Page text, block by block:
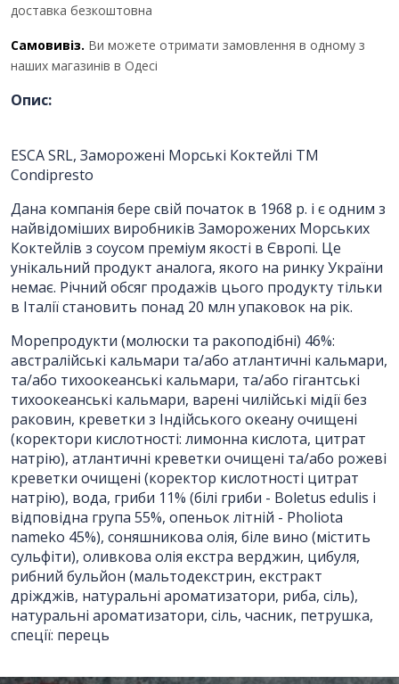
доставка безкоштовна
Самовивіз. Ви можете отримати замовлення в одному з
наших магазинів в Одесі
Опис:
ESCA SRL, Заморожені Морські Коктейлі TM
Condipresto
Дана компанія бере свій початок в 1968 р. і є одним з
найвідоміших виробників Заморожених Морських
Коктейлів з соусом преміум якості в Європі. Це
унікальний продукт аналога, якого на ринку України
немає. Річний обсяг продажів цього продукту тільки
в Італії становить понад 20 млн упаковок на рік.
Морепродукти (молюски та ракоподібні) 46%:
австралійські кальмари та/або атлантичні кальмари,
та/або тихоокеанські кальмари, та/або гігантські
тихоокеанські кальмари, варені чилійські мідії без
раковин, креветки з Індійського океану очищені
(коректори кислотності: лимонна кислота, цитрат
натрію), атлантичні креветки очищені та/або рожеві
креветки очищені (коректор кислотності цитрат
натрію), вода, гриби 11% (білі гриби - Boletus edulis і
відповідна група 55%, опеньок літній - Pholiota
nameko 45%), соняшникова олія, біле вино (містить
сульфіти), оливкова олія екстра верджин, цибуля,
рибний бульйон (мальтодекстрин, екстракт
дріжджів, натуральні ароматизатори, риба, сіль),
натуральні ароматизатори, сіль, часник, петрушка,
спеції: перець
Отримати комерційну
Ім'я повинно бути від 3 до 25
символів!
Email:
Номер телефону*:
Повідомлення*:
Відправити